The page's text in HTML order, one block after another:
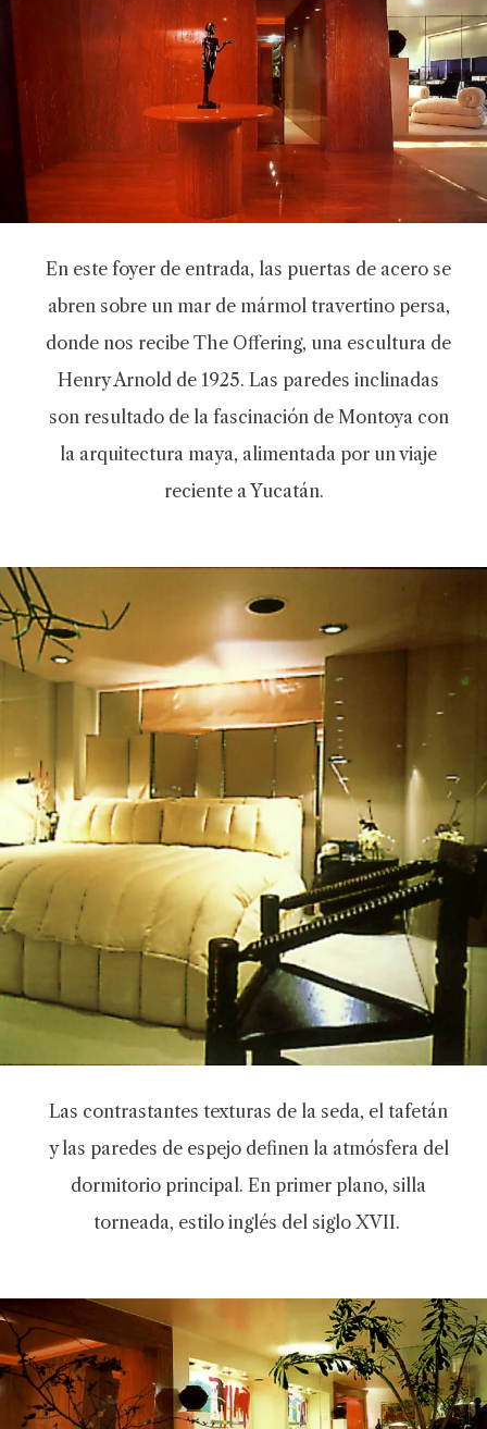
En este foyer de entrada, las puertas de acero se
abren sobre un mar de mármol travertino persa,
donde nos recibe The Offering, una escultura de
Henry Arnold de 1925. Las paredes inclinadas
son resultado de la fascinación de Montoya con
la arquitectura maya, alimentada por un viaje
reciente a Yucatán.
Las contrastantes texturas de la seda, el tafetán
y las paredes de espejo definen la atmósfera del
dormitorio principal. En primer plano, silla
torneada, estilo inglés del siglo XVII.